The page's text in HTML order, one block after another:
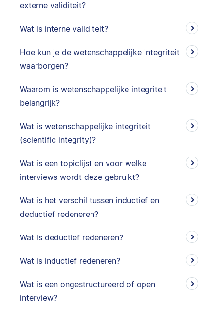
externe validiteit?
Wat is interne validiteit?
Hoe kun je de wetenschappelijke integriteit
waarborgen?
Waarom is wetenschappelijke integriteit
belangrijk?
Wat is wetenschappelijke integriteit
(scientific integrity)?
Wat is een topiclijst en voor welke
interviews wordt deze gebruikt?
Wat is het verschil tussen inductief en
deductief redeneren?
Wat is deductief redeneren?
Wat is inductief redeneren?
Wat is een ongestructureerd of open
interview?